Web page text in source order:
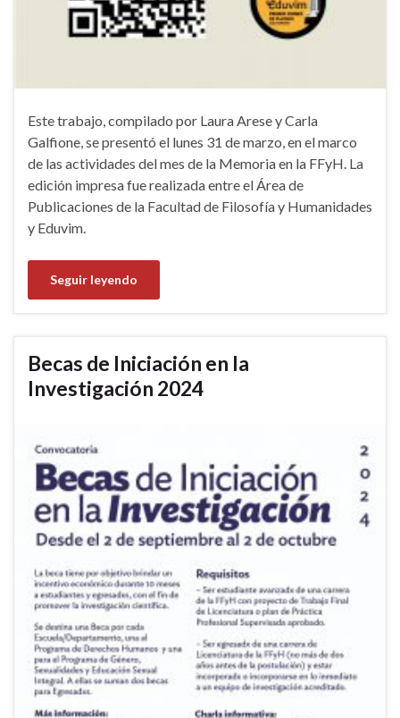
Este trabajo, compilado por Laura Arese y Carla
Galfione, se presentó el lunes 31 de marzo, en el marco
de las actividades del mes de la Memoria en la FFyH. La
edición impresa fue realizada entre el Área de
Publicaciones de la Facultad de Filosofía y Humanidades
y Eduvim.
Seguir leyendo
Becas de Iniciación en la
Investigación 2024